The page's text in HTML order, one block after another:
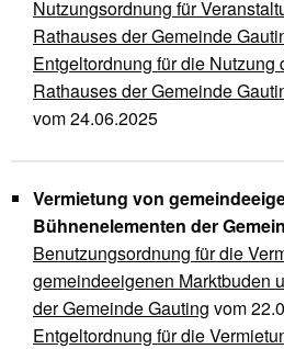
Nutzungsordnung für
Rathauses der Gemeinde
Entgeltordnung für die Nutzung
Rathauses der Gemeinde
vom 24.06.2025
Vermietung von
Bühnenelementen der
Benutzungsordnung für die
gemeindeeigenen Marktbuden
der Gemeinde Gauting vom
Entgeltordnung für die